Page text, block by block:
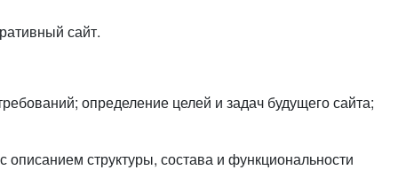
сайт.
определение целей и задач будущего сайта;
описанием структуры, состава и функциональности